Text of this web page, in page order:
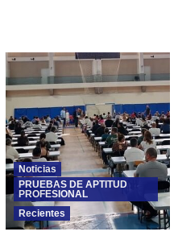
Noticias
PRUEBAS DE APTITUD
PROFESIONAL
Recientes